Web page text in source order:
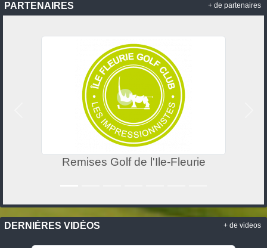
PARTENAIRES
Remises Golf de l'Ile-Fleurie
+ de partenaires
DERNIÈRES VIDÉOS + de videos